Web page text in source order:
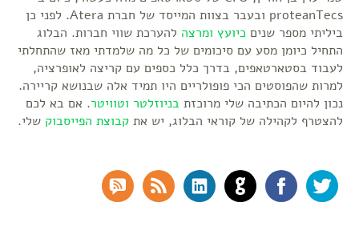
proteanTecs ובעבר בצוות המייסד של חברת Atera. לפני כן
ביליתי מספר שנים כיועץ ומרצה להערכת שווי חברות. הבלוג
התחיל כיומן מסע עם סיכומים של כל מה שלמדתי מאז שהתחלתי
לעבוד בסטארטאפים, בדרך כלל כספים עם קריצה לאופרציה,
למרות שהפוסטים הכי פופולריים היו תמיד אלה שבנושא קריירה.
נכון להיום הכתיבה שלי מרוכזת בניוזלטר וטוויטר. אם בא לכם
להצטרף לקהילה של קוראי הבלוג, יש את קבוצת הפייסבוק שלי.
Twitter
Facebook
GitHub
LinkedIn
RSS Feed